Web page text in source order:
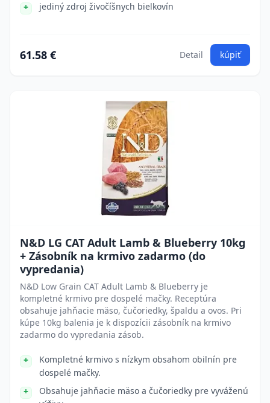
jediný zdroj živočíšnych bielkovín
61.58 € Detail kúpiť
N&D LG CAT Adult Lamb & Blueberry 10kg
+ Zásobník na krmivo zadarmo (do
vypredania)
N&D Low Grain CAT Adult Lamb & Blueberry je
kompletné krmivo pre dospelé mačky. Receptúra
obsahuje jahňacie mäso, čučoriedky, špaldu a ovos. Pri
kúpe 10kg balenia je k dispozícii zásobník na krmivo
zadarmo do vypredania zásob.
Kompletné krmivo s nízkym obsahom obilnín pre
dospelé mačky.
Obsahuje jahňacie mäso a čučoriedky pre vyváženú